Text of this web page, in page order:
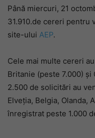
Până miercuri, 21
31.910.de cereri
site-ului AEP.
Cele mai multe cereri
Britanie (peste 7.000) şi
2.500 de solicitări au
Elveţia, Belgia, Olanda,
înregistrat peste 1.000